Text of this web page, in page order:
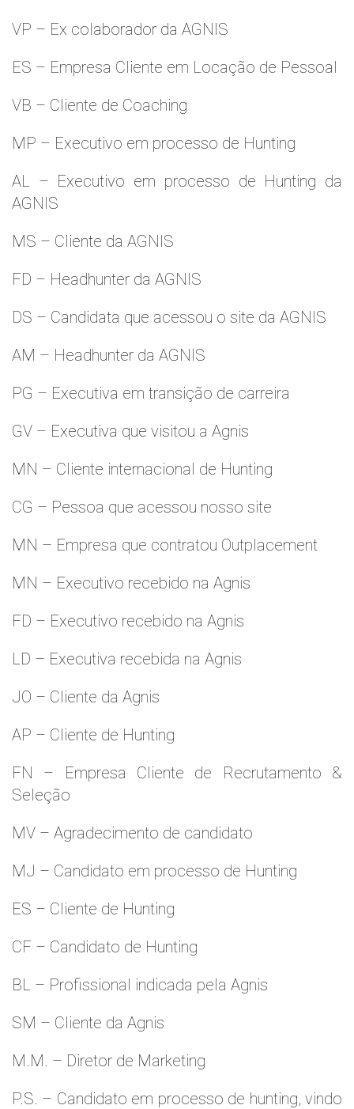
VP – Ex colaborador da AGNIS
ES – Empresa Cliente em Locação de Pessoal
VB – Cliente de Coaching
MP – Executivo em processo de Hunting
AL – Executivo em processo de Hunting da
AGNIS
MS – Cliente da AGNIS
FD – Headhunter da AGNIS
DS – Candidata que acessou o site da AGNIS
AM – Headhunter da AGNIS
PG – Executiva em transição de carreira
GV – Executiva que visitou a Agnis
MN – Cliente internacional de Hunting
CG – Pessoa que acessou nosso site
MN – Empresa que contratou Outplacement
MN – Executivo recebido na Agnis
FD – Executivo recebido na Agnis
LD – Executiva recebida na Agnis
JO – Cliente da Agnis
AP – Cliente de Hunting
FN – Empresa Cliente de Recrutamento &
Seleção
MV – Agradecimento de candidato
MJ – Candidato em processo de Hunting
ES – Cliente de Hunting
CF – Candidato de Hunting
BL – Profissional indicada pela Agnis
SM – Cliente da Agnis
M.M. – Diretor de Marketing
P.S. – Candidato em processo de hunting, vindo